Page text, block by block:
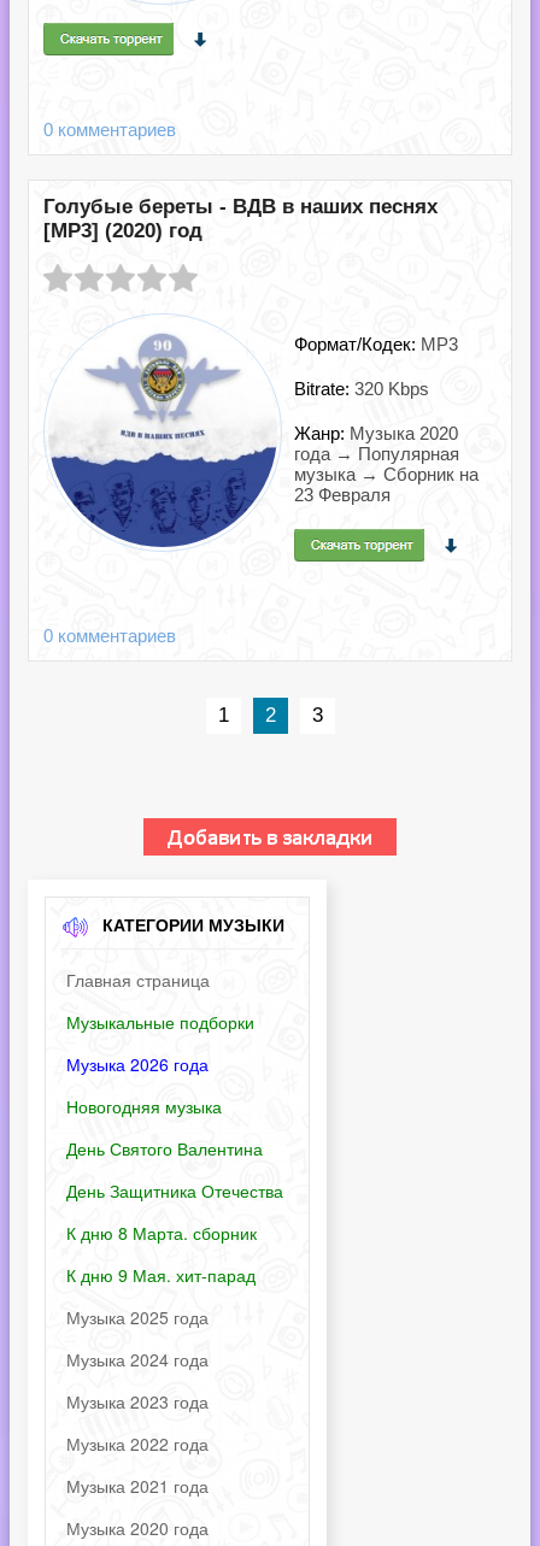
0 комментариев
Голубые береты - ВДВ в наших песнях
[MP3] (2020) год
Формат/Кодек: MP3
Bitrate: 320 Kbps
Жанр: Музыка 2020
года → Популярная
музыка → Сборник на
23 Февраля
0 комментариев
1 2 3
КАТЕГОРИИ МУЗЫКИ
Главная страница
Музыкальные подборки
Музыка 2026 года
Новогодняя музыка
День Святого Валентина
День Защитника Отечества
К дню 8 Марта. сборник
К дню 9 Мая. хит-парад
Музыка 2025 года
Музыка 2024 года
Музыка 2023 года
Музыка 2022 года
Музыка 2021 года
Музыка 2020 года